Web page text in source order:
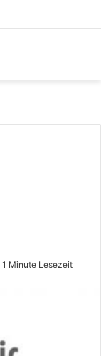
1 Minute Lesezeit